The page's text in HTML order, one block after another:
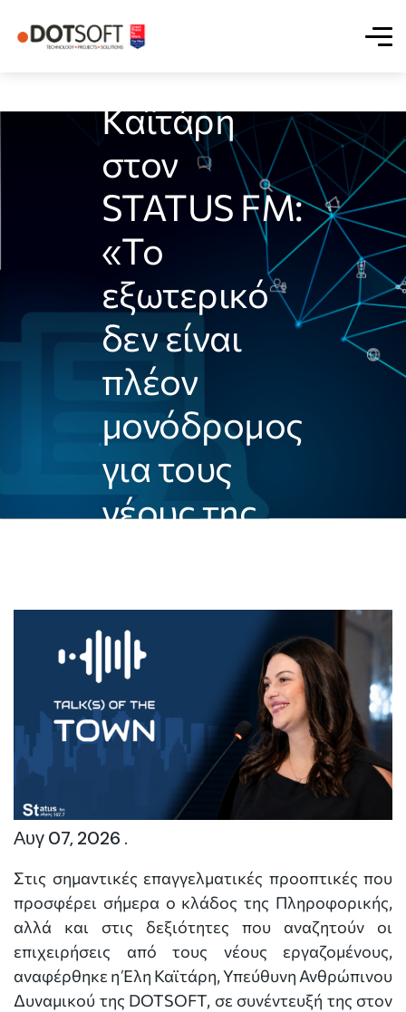
Καϊτάρη
στον
STATUS FM:
«Το
εξωτερικό
δεν είναι
πλέον
μονόδρομος
για τους
νέους της
Αυγ 07, 2026 .
Στις σημαντικές επαγγελματικές προοπτικές που
προσφέρει σήμερα ο κλάδος της Πληροφορικής,
αλλά και στις δεξιότητες που αναζητούν οι
επιχειρήσεις από τους νέους εργαζομένους,
αναφέρθηκε η Έλη Καϊτάρη, Υπεύθυνη Ανθρώπινου
Δυναμικού της DOTSOFT, σε συνέντευξή της στον